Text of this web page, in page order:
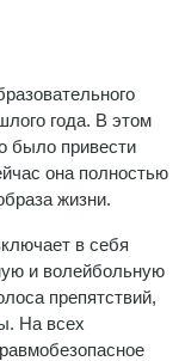
года. В этом
было привести
она полностью
жизни.
в себя
и волейбольную
препятствий,
На всех